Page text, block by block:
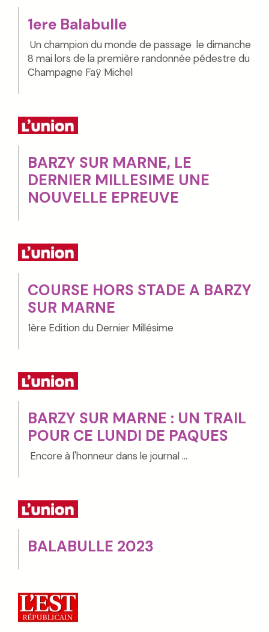
1ere Balabulle
Un champion du monde de passage le dimanche
8 mai lors de la première randonnée pédestre du
Champagne Faÿ Michel
BARZY SUR MARNE, LE
DERNIER MILLESIME UNE
NOUVELLE EPREUVE
COURSE HORS STADE A BARZY
SUR MARNE
1ère Edition du Dernier Millésime
BARZY SUR MARNE : UN TRAIL
POUR CE LUNDI DE PAQUES
Encore à l'honneur dans le journal ...
BALABULLE 2023